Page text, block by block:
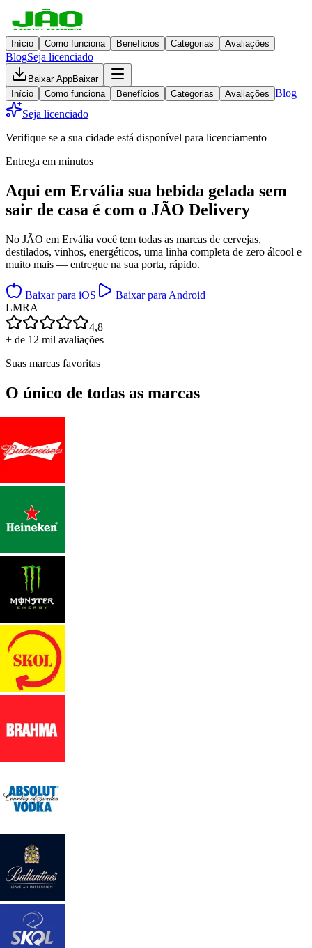
Início Como funciona Benefícios Categorias Avaliações
BlogSeja licenciado
Baixar AppBaixar
Início
Como funciona Benefícios Categorias Avaliações Blog
Seja licenciado
Verifique se a sua cidade está disponível para licenciamento
Entrega em minutos
Aqui em Ervália sua bebida gelada sem
sair de casa é com o JÃO Delivery
No JÃO em Ervália você tem todas as marcas de cervejas,
destilados, vinhos, energéticos, uma linha completa de zero álcool e
muito mais — entregue na sua porta, rápido.
Baixar para iOS
Baixar para Android
LMRA
4,8
+ de 12 mil avaliações
Suas marcas favoritas
O único de todas as marcas